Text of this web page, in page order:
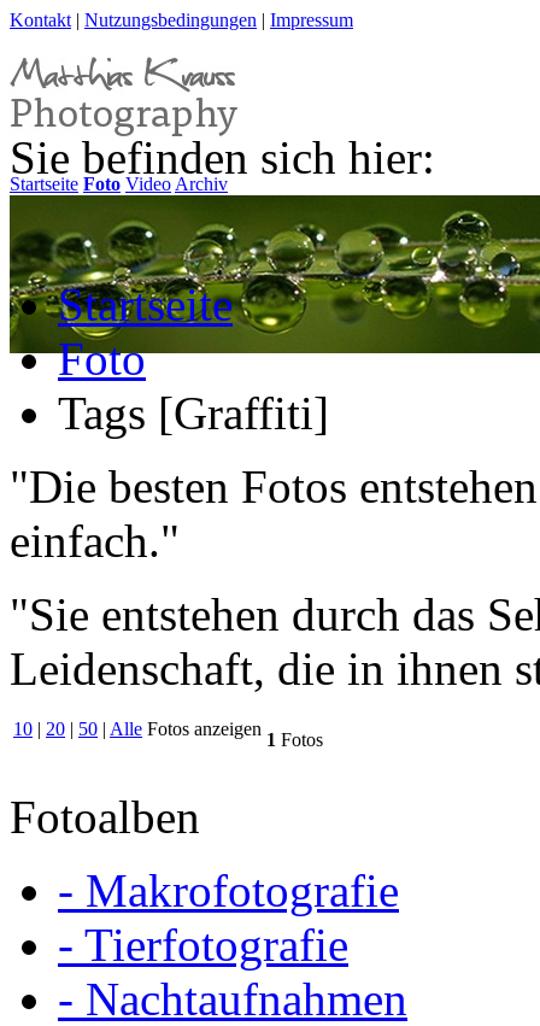
Kontakt | Nutzungsbedingungen | Impressum
Startseite Foto Video Archiv
Sie befinden sich hier:
Startseite
Foto
Tags [Graffiti]
"Die besten Fotos
einfach."
"Sie entstehen durch das
Leidenschaft, die in ihnen
10 | 20 | 50 | Alle Fotos anzeigen
1 Fotos
Fotoalben
- Makrofotografie
- Tierfotografie
- Nachtaufnahmen